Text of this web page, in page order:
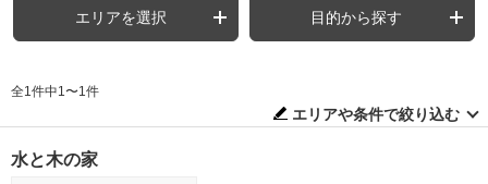
エリアを選択 目的から探す
全1件中1〜1件
エリアや条件で絞り込む
水と木の家